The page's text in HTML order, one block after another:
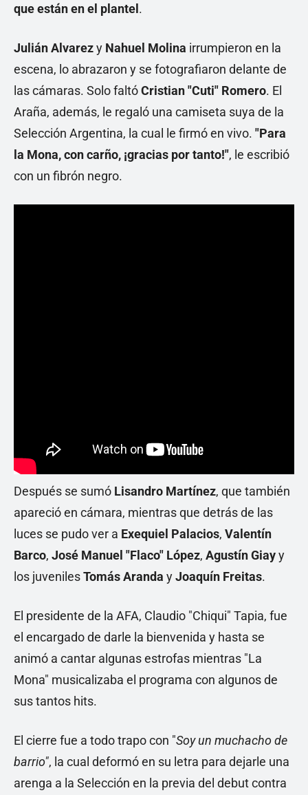
que están en el plantel.
Julián Alvarezy Nahuel Molina irrumpieron en la
escena, lo abrazaron y se fotografiaron delante de
las cámaras. Solo faltóCristian "Cuti" Romero. El
Araña, además, le regaló una camiseta suya de la
Selección Argentina, la cual le firmó en vivo. "Para
la Mona, con carño, ¡gracias por tanto!", le escribió
con un fibrón negro.
Después se sumó Lisandro Martínez, que también
apareció en cámara, mientras que detrás de las
luces se pudo ver a Exequiel Palacios, Valentín
Barco, José Manuel "Flaco" López, Agustín Giayy
los juvenilesTomás Aranda yJoaquín Freitas.
El presidente de la AFA, Claudio "Chiqui" Tapia, fue
el encargado de darle la bienvenida y hasta se
animó a cantar algunas estrofas mientras "La
Mona" musicalizaba el programa con algunos de
sus tantos hits.
El cierre fue a todo trapo con "Soy un muchacho de
barrio", la cual deformó en su letra para dejarle una
arenga a la Selección en la previa del debut contra